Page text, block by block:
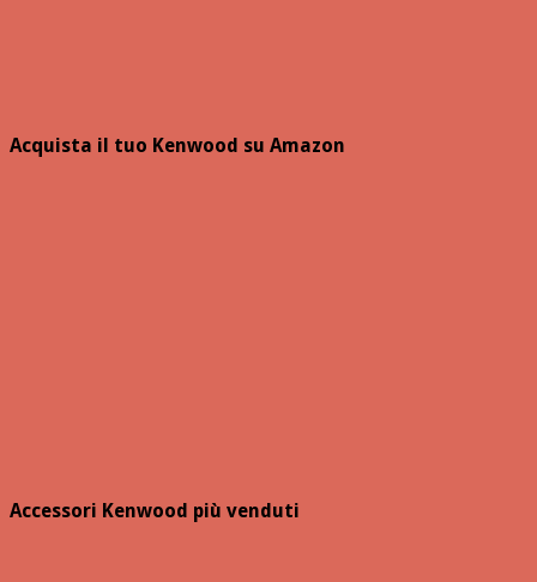
Acquista il tuo Kenwood su Amazon
Accessori Kenwood più venduti